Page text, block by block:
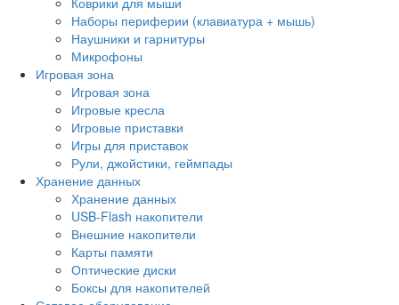
Наборы периферии (клавиатура + мышь)
Наушники и гарнитуры
Микрофоны
Игровая зона
Игровая зона
Игровые кресла
Игровые приставки
Игры для приставок
Рули, джойстики, геймпады
Хранение данных
Хранение данных
USB-Flash накопители
Внешние накопители
Карты памяти
Оптические диски
Боксы для накопителей